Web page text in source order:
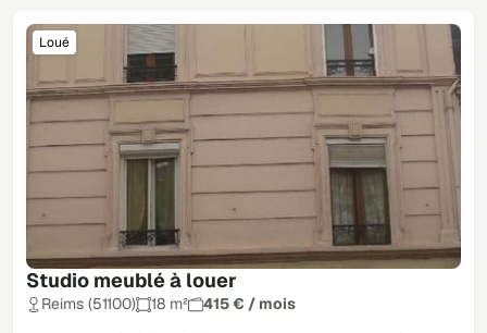
Studio meublé à louer
Loué
Reims (51100) 18 m² 415 € / mois